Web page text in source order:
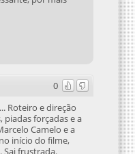
0
Roteiro e direção
piadas forçadas e a
Camelo e a
início do filme,
Sai frustrada.